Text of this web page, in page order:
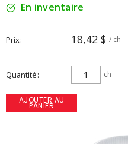
En inventaire
Prix 18,42 $ / ch
Quantité ch
AJOUTER AU
PANIER